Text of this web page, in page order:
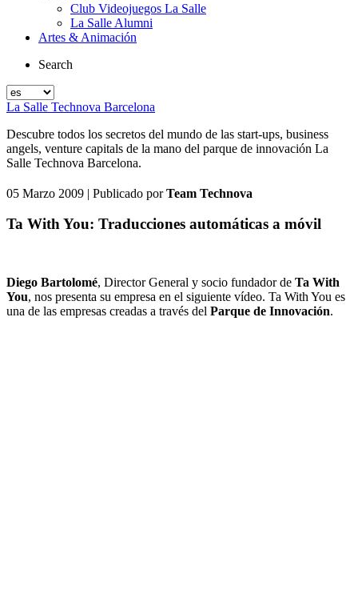
Club Videojuegos La Salle
La Salle Alumni
Artes & Animación
Search
La Salle Technova Barcelona
Descubre todos los secretos del mundo de las start-ups, business
angels, venture capitals de la mano del parque de innovación La
Salle Technova Barcelona.
05 Marzo 2009 | Publicado porTeam Technova
Ta With You: Traducciones automáticas a móvil
Diego Bartolomé, Director General y socio fundador de Ta With
You, nos presenta su empresa en el siguiente vídeo. Ta With You es
una de las empresas creadas a través del Parque de Innovación.